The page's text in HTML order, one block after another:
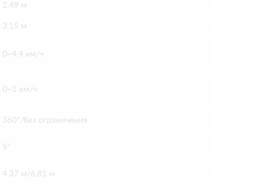
2.49 м
3.15 м
0~4,4 км/ч
0~1 км/ч
360°/без ограничения
5°
4.37 м/6.81 м